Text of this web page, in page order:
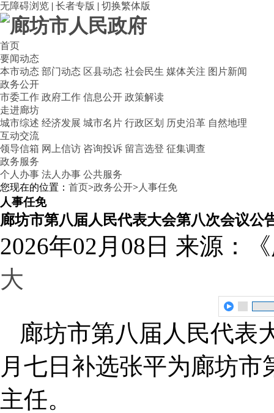
无障碍浏览 | 长者专版 | 切换繁体版
首页
要闻动态
本市动态 部门动态 区县动态 社会民生 媒体关注 图片新闻
政务公开
市委工作 政府工作 信息公开 政策解读
走进廊坊
城市综述 经济发展 城市名片 行政区划 历史沿革 自然地理
互动交流
领导信箱 网上信访 咨询投诉 留言选登 征集调查
政务服务
个人办事 法人办事 公共服务
您现在的位置： 首页>政务公开> 人事任免
人事任免
廊坊市第八届人民代表大会第八次会议公
2026年02月08日 来源：
大
廊坊市第八届人民代表
月七日补选张平为廊坊
主任。